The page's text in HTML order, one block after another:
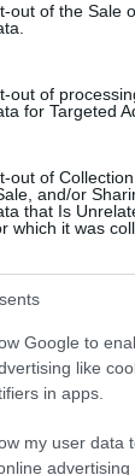
out of the Sale
out of
for Targeted
out of
and/or
that Is
which it was
Google to
like
in apps.
my user data
advertising